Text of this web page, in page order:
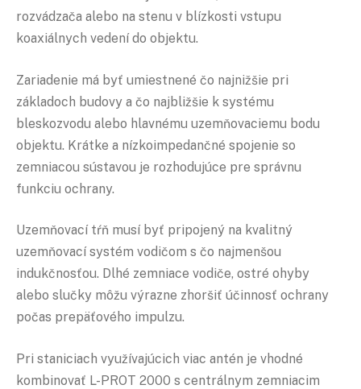
rozvádzača alebo na stenu v blízkosti vstupu
koaxiálnych vedení do objektu.
Zariadenie má byť umiestnené čo najnižšie pri
základoch budovy a čo najbližšie k systému
bleskozvodu alebo hlavnému uzemňovaciemu bodu
objektu. Krátke a nízkoimpedančné spojenie so
zemniacou sústavou je rozhodujúce pre správnu
funkciu ochrany.
Uzemňovací tŕň musí byť pripojený na kvalitný
uzemňovací systém vodičom s čo najmenšou
indukčnosťou. Dlhé zemniace vodiče, ostré ohyby
alebo slučky môžu výrazne zhoršiť účinnosť ochrany
počas prepäťového impulzu.
Pri staniciach využívajúcich viac antén je vhodné
kombinovať L-PROT 2000 s centrálnym zemniacim